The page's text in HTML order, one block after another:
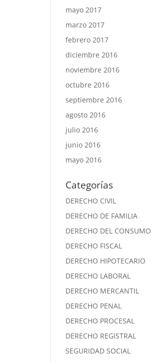
mayo 2017
marzo 2017
febrero 2017
diciembre 2016
noviembre 2016
octubre 2016
septiembre 2016
agosto 2016
julio 2016
junio 2016
mayo 2016
Categorías
DERECHO CIVIL
DERECHO DE FAMILIA
DERECHO DEL CONSUMO
DERECHO FISCAL
DERECHO HIPOTECARIO
DERECHO LABORAL
DERECHO MERCANTIL
DERECHO PENAL
DERECHO PROCESAL
DERECHO REGISTRAL
SEGURIDAD SOCIAL